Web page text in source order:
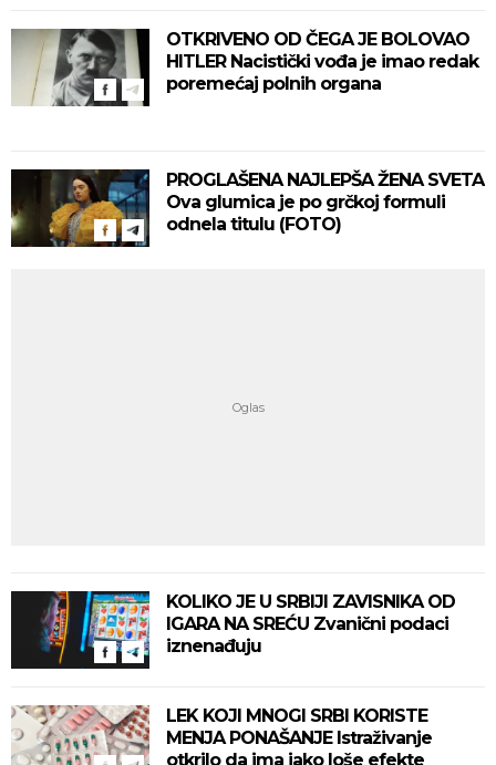
OTKRIVENO OD ČEGA JE BOLOVAO
HITLER Nacistički vođa je imao redak
poremećaj polnih organa
PROGLAŠENA NAJLEPŠA ŽENA SVETA
Ova glumica je po grčkoj formuli
odnela titulu (FOTO)
KOLIKO JE U SRBIJI ZAVISNIKA OD
IGARA NA SREĆU Zvanični podaci
iznenađuju
LEK KOJI MNOGI SRBI KORISTE
MENJA PONAŠANJE Istraživanje
otkrilo da ima jako loše efekte